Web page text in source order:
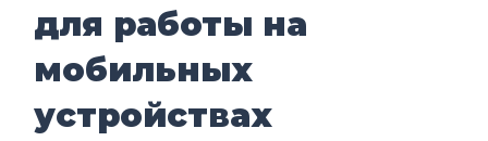
для работы на
мобильных
устройствах